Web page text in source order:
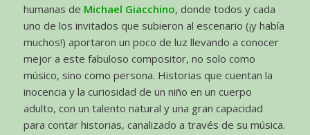
humanas de Michael Giacchino, donde todos y cada
uno de los invitados que subieron al escenario (¡y había
muchos!) aportaron un poco de luz llevando a conocer
mejor a este fabuloso compositor, no solo como
músico, sino como persona. Historias que cuentan la
inocencia y la curiosidad de un niño en un cuerpo
adulto, con un talento natural y una gran capacidad
para contar historias, canalizado a través de su música.